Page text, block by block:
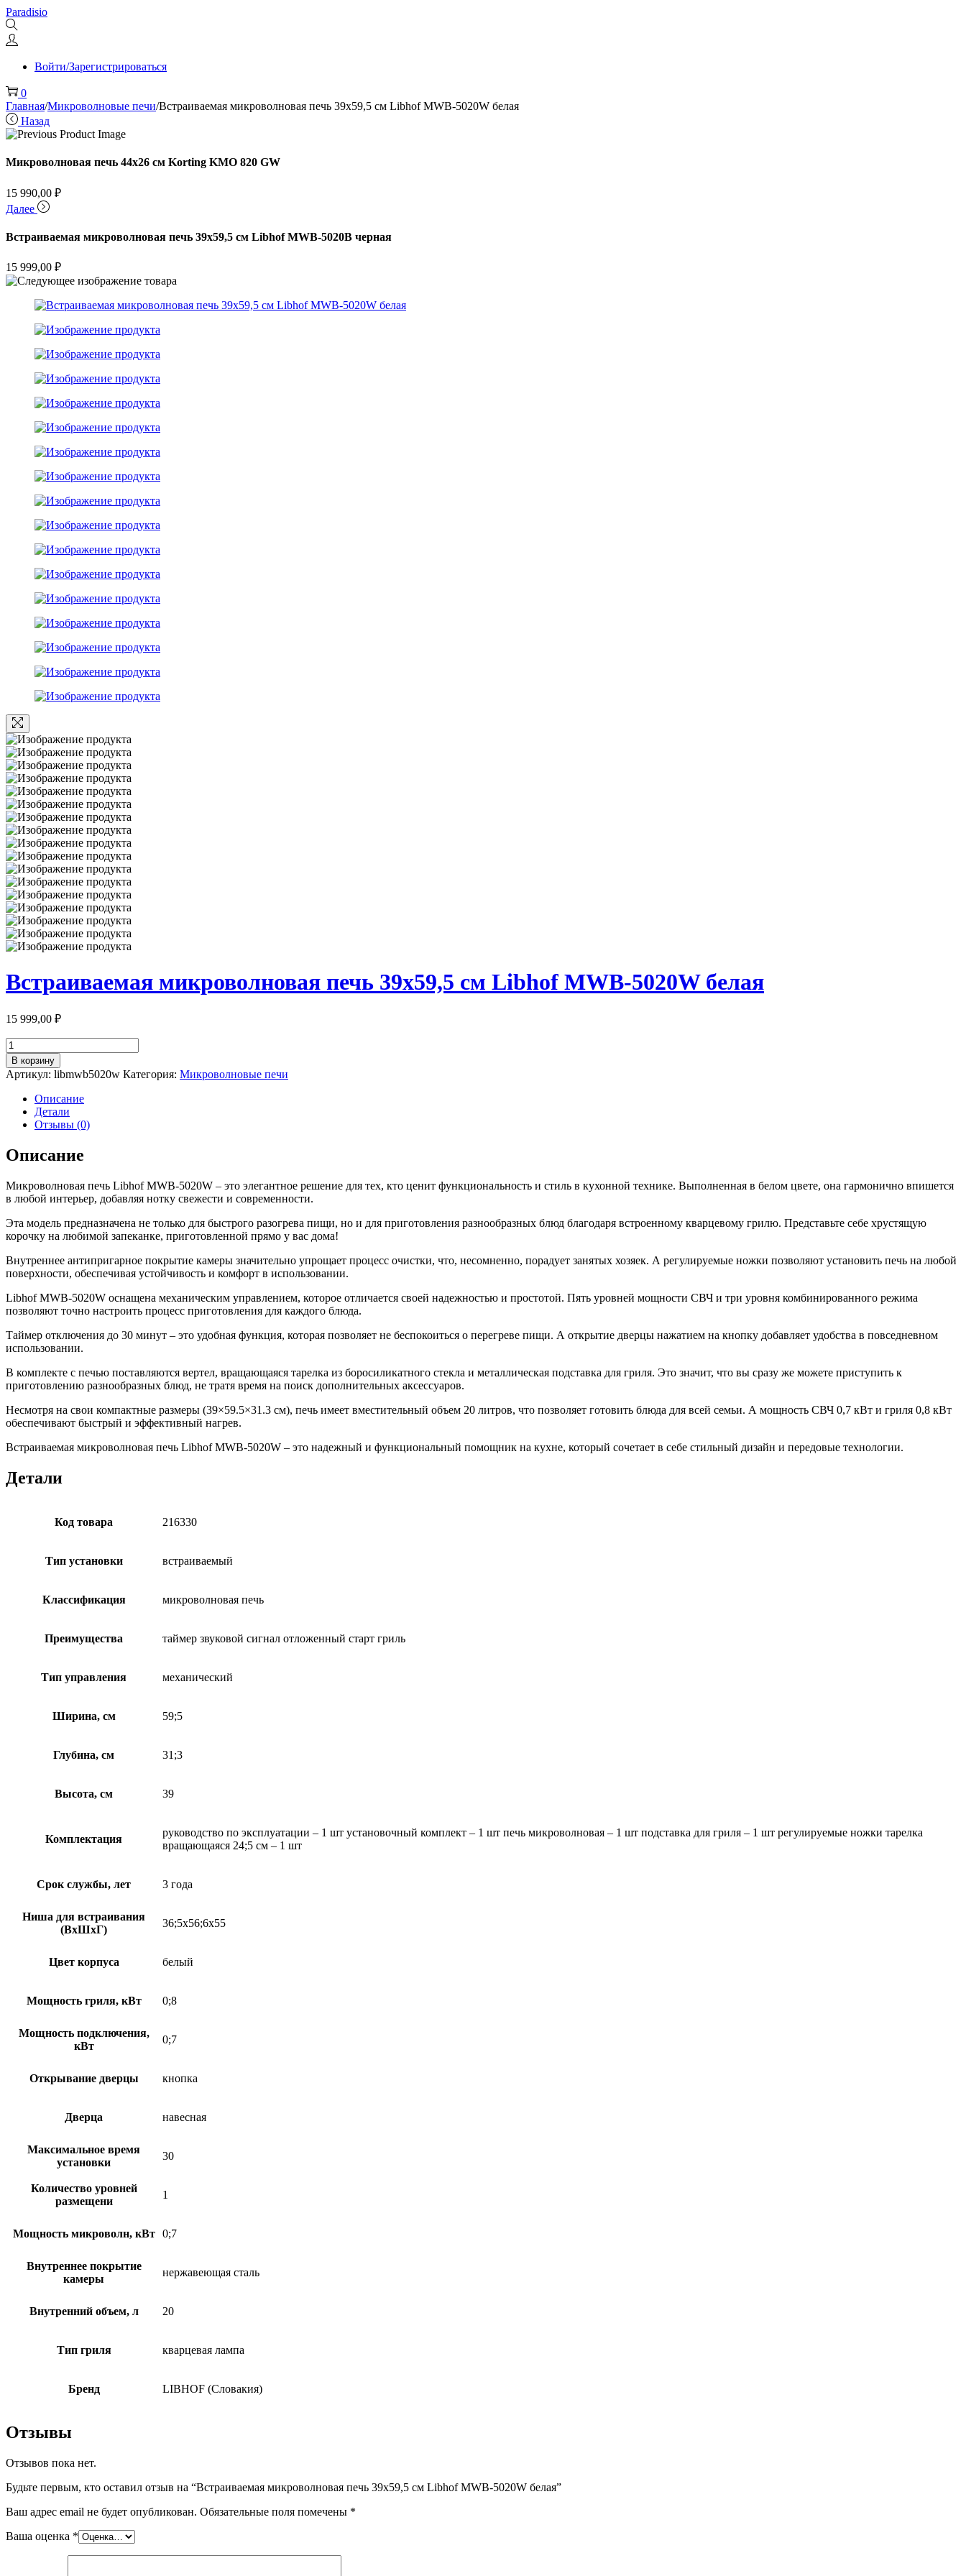
Перейти
к
навигации
Перейти
к
содержимому
Paradisio
Войти/Зарегистрироваться
0
Главная/Микроволновые печи/Встраиваемая микроволновая печь 39х59,5 см Libhof MWB-5020W белая
Назад
Микроволновая печь 44х26 см Korting KMO 820 GW
15 990,00 ₽
Далее
Встраиваемая микроволновая печь 39х59,5 см Libhof MWB-5020B черная
15 999,00 ₽
Встраиваемая микроволновая печь 39х59,5 см Libhof MWB-5020W белая
15 999,00 ₽
Количество
товара
Встраиваемая
микроволновая
печь
39х59,5
Libhof
MWB-
5020W
В корзину
Артикул: libmwb5020w Категория: Микроволновые печи
Описание
Детали
Отзывы (0)
Описание
Микроволновая печь Libhof MWB-5020W – это элегантное решение для тех, кто ценит функциональность и стиль в кухонной технике. Выполненная в белом цвете, она гармонично впишется
в любой интерьер, добавляя нотку свежести и современности.
Эта модель предназначена не только для быстрого разогрева пищи, но и для приготовления разнообразных блюд благодаря встроенному кварцевому грилю. Представьте себе хрустящую
корочку на любимой запеканке, приготовленной прямо у вас дома!
Внутреннее антипригарное покрытие камеры значительно упрощает процесс очистки, что, несомненно, порадует занятых хозяек. А регулируемые ножки позволяют установить печь на любой
поверхности, обеспечивая устойчивость и комфорт в использовании.
Libhof MWB-5020W оснащена механическим управлением, которое отличается своей надежностью и простотой. Пять уровней мощности СВЧ и три уровня комбинированного режима
позволяют точно настроить процесс приготовления для каждого блюда.
Таймер отключения до 30 минут – это удобная функция, которая позволяет не беспокоиться о перегреве пищи. А открытие дверцы нажатием на кнопку добавляет удобства в повседневном
использовании.
В комплекте с печью поставляются вертел, вращающаяся тарелка из боросиликатного стекла и металлическая подставка для гриля. Это значит, что вы сразу же можете приступить к
приготовлению разнообразных блюд, не тратя время на поиск дополнительных аксессуаров.
Несмотря на свои компактные размеры (39×59.5×31.3 см), печь имеет вместительный объем 20 литров, что позволяет готовить блюда для всей семьи. А мощность СВЧ 0,7 кВт и гриля 0,8 кВт
обеспечивают быстрый и эффективный нагрев.
Встраиваемая микроволновая печь Libhof MWB-5020W – это надежный и функциональный помощник на кухне, который сочетает в себе стильный дизайн и передовые технологии.
Детали
Код товара 216330
Тип установки встраиваемый
Классификация микроволновая печь
Преимущества таймер звуковой сигнал отложенный старт гриль
Тип управления механический
Ширина, см 59;5
Глубина, см 31;3
Высота, см 39
Комплектация
руководство по эксплуатации – 1 шт установочный комплект – 1 шт печь микроволновая – 1 шт подставка для гриля – 1 шт регулируемые ножки тарелка
вращающаяся 24;5 см – 1 шт
Срок службы, лет 3 года
Ниша для встраивания
(ВхШхГ)
36;5х56;6х55
Цвет корпуса белый
Мощность гриля, кВт 0;8
Мощность подключения,
кВт
0;7
Открывание дверцы кнопка
Дверца навесная
Максимальное время
установки
30
Количество уровней
размещени
1
Мощность микроволн, кВт 0;7
Внутреннее покрытие
камеры
нержавеющая сталь
Внутренний объем, л 20
Тип гриля кварцевая лампа
Бренд LIBHOF (Словакия)
Отзывы
Отзывов пока нет.
Будьте первым, кто оставил отзыв на “Встраиваемая микроволновая печь 39х59,5 см Libhof MWB-5020W белая”
Ваш адрес email не будет опубликован. Обязательные поля помечены *
Ваша оценка *